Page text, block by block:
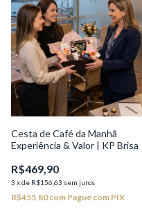
Cesta de Café da Manhã
Experiência & Valor | KP Brisa
R$469,90
3 xde R$156,63 sem juros
R$455,80com Pague com PIX